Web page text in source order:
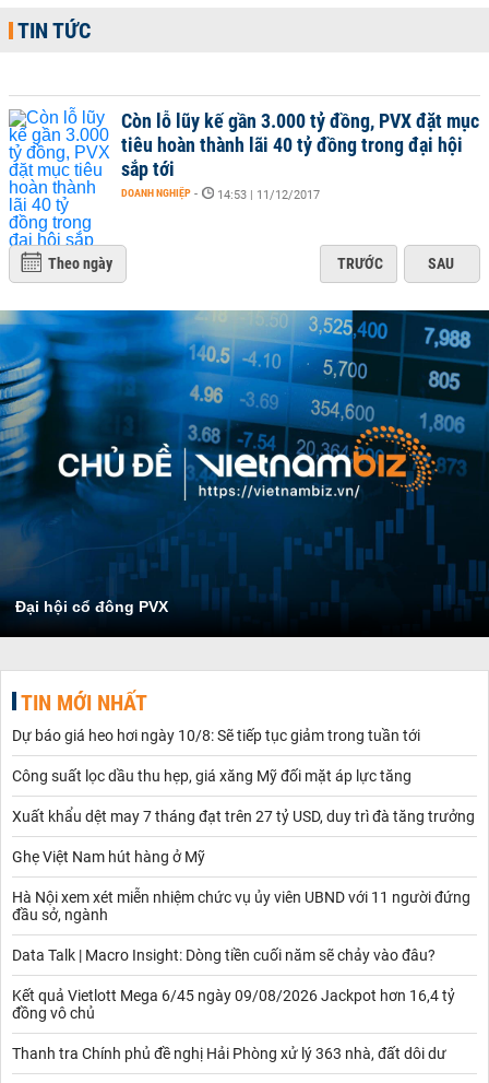
TIN TỨC
Còn lỗ lũy kế gần 3.000 tỷ đồng, PVX đặt mục
tiêu hoàn thành lãi 40 tỷ đồng trong đại hội
sắp tới
DOANH NGHIỆP - 14:53 | 11/12/2017
Theo ngày TRƯỚC SAU
Đại hội cổ đông PVX
TIN MỚI NHẤT
Dự báo giá heo hơi ngày 10/8: Sẽ tiếp tục giảm trong tuần tới
Công suất lọc dầu thu hẹp, giá xăng Mỹ đối mặt áp lực tăng
Xuất khẩu dệt may 7 tháng đạt trên 27 tỷ USD, duy trì đà tăng trưởng
Ghẹ Việt Nam hút hàng ở Mỹ
Hà Nội xem xét miễn nhiệm chức vụ ủy viên UBND với 11 người đứng
đầu sở, ngành
Data Talk | Macro Insight: Dòng tiền cuối năm sẽ chảy vào đâu?
Kết quả Vietlott Mega 6/45 ngày 09/08/2026 Jackpot hơn 16,4 tỷ
đồng vô chủ
Thanh tra Chính phủ đề nghị Hải Phòng xử lý 363 nhà, đất dôi dư